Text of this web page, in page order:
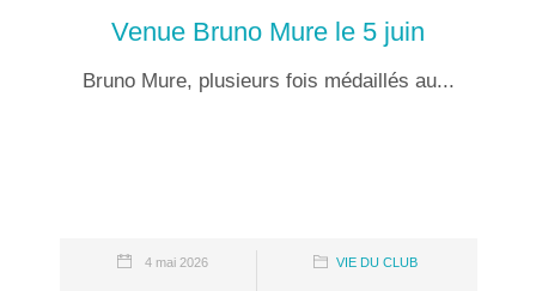
Venue Bruno Mure le 5 juin
Bruno Mure, plusieurs fois médaillés au...
4 mai 2026 VIE DU CLUB